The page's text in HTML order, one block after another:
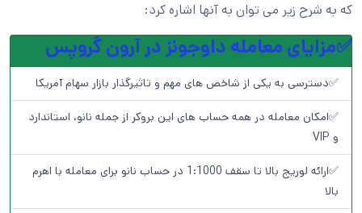
که به شرح زیر می توان به آنها اشاره کرد:
✅مزایای معامله داوجونز در آرون گروپس
✅دسترسی به یکی از شاخص های مهم و تاثیرگذار بازار سهام آمریکا
✅امکان معامله در همه حساب های این بروکر از جمله نانو، استاندارد
و VIP
✅ارائه لوریج بالا تا سقف 1:1000 در حساب نانو برای معامله با اهرم
بالا